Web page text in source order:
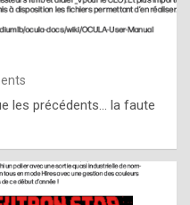
les précédents… la faute